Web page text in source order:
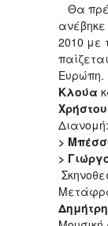
Θα
2010 με
Ευρώπη.
Κλούα
Διανομή:
>
>